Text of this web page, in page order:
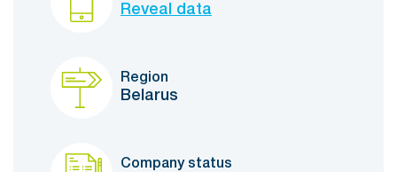
Reveal data
Region
Belarus
Company status